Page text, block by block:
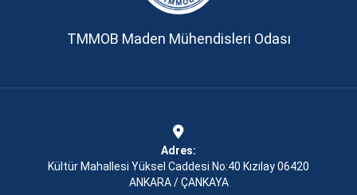
TMMOB Maden Mühendisleri Odası
Adres:
Kültür Mahallesi Yüksel Caddesi No:40 Kızılay 06420
ANKARA / ÇANKAYA